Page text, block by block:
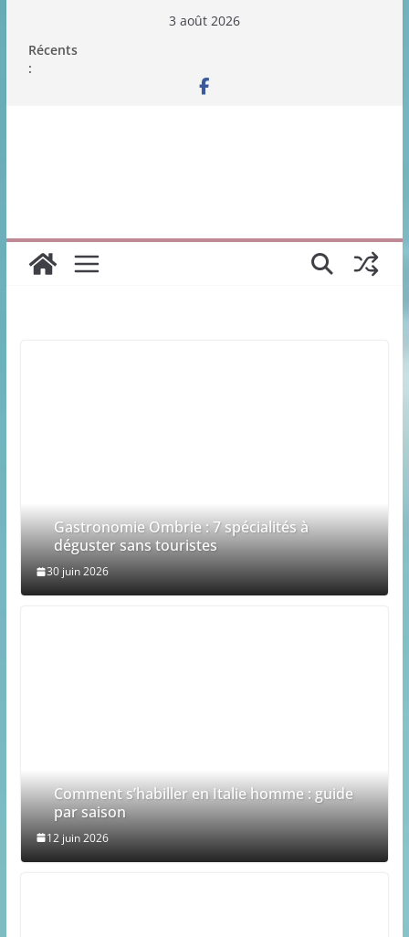
contenu
3 août 2026
Récents
:
Gastronomie Ombrie : 7 spécialités à
déguster sans touristes
30 juin 2026
Comment s’habiller en Italie homme : guide
par saison
12 juin 2026